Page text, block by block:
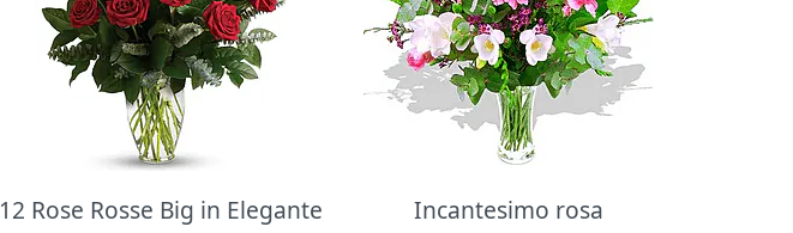
12 Rose Rosse Big in Elegante
Incantesimo rosa